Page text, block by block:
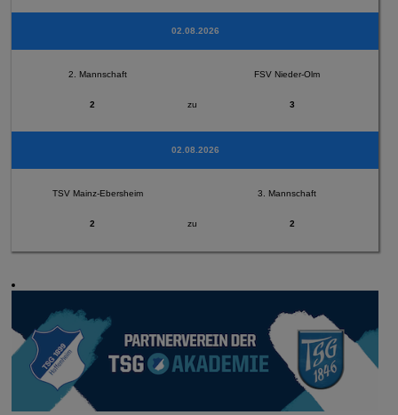
02.08.2026
2. Mannschaft FSV Nieder-Olm
2 zu 3
02.08.2026
TSV Mainz-Ebersheim 3. Mannschaft
2 zu 2